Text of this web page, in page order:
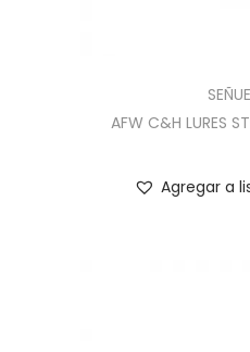
AFW C&H LURES
Agregar a